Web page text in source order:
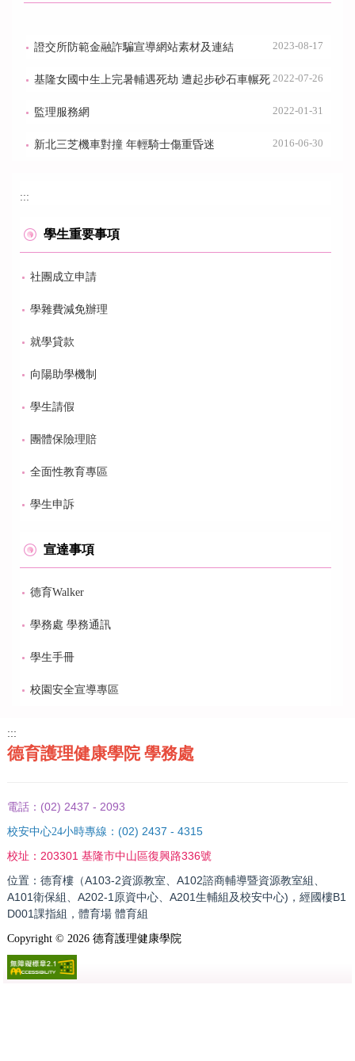
證交所防範金融詐騙宣導網站素材及連結 2023-08-17
基隆女國中生上完暑輔遇死劫 遭起步砂石車輾死 2022-07-26
監理服務網 2022-01-31
新北三芝機車對撞 年輕騎士傷重昏迷 2016-06-30
:::
學生重要事項
社團成立申請
學雜費減免辦理
就學貸款
向陽助學機制
學生請假
團體保險理賠
全面性教育專區
學生申訴
宣達事項
德育Walker
學務處 學務通訊
學生手冊
校園安全宣導專區
:::
德育護理健康學院 學務處
電話： (02) 2437 - 2093
校安中心24小時專線： (02) 2437 - 4315
校址： 203301 基隆市中山區復興路336號
位置：德育樓（A103-2資源教室、A102諮商輔導暨資源教室組、
A101衛保組、A202-1原資中心、A201生輔組及校安中心)，經國樓B1
D001課指組，體育場 體育組
Copyright © 2026德育護理健康學院